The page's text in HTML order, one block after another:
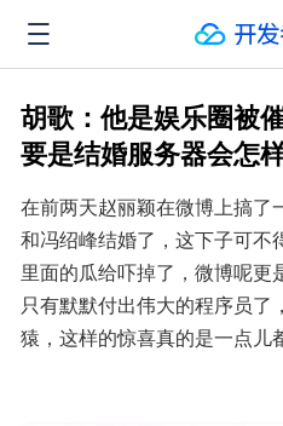
胡歌：他是娱乐圈被
要是结婚服务器会怎
在前两天赵丽颖在微博上搞了
和冯绍峰结婚了，这下子可不
里面的瓜给吓掉了，微博呢更
只有默默付出伟大的程序员了
猿，这样的惊喜真的是一点儿